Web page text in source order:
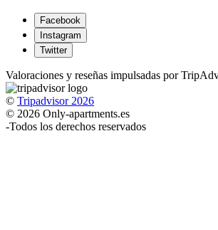
Facebook
Instagram
Twitter
Valoraciones y reseñas impulsadas por
© Tripadvisor 2026
© 2026 Only-apartments.es
-Todos los derechos reservados